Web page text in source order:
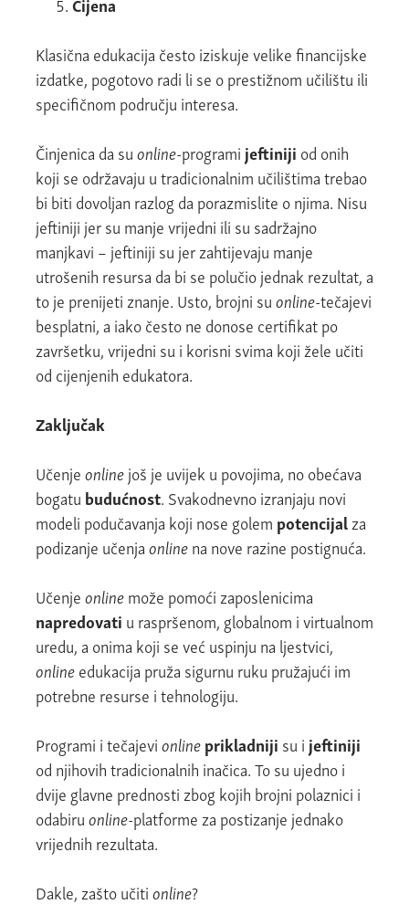
Klasična edukacija često iziskuje velike financijske
izdatke, pogotovo radi li se o prestižnom učilištu ili
specifičnom području interesa.
Činjenica da suonline-programi jeftiniji od onih
koji se održavaju u tradicionalnim učilištima trebao
bi biti dovoljan razlog da porazmislite o njima. Nisu
jeftiniji jer su manje vrijedni ili su sadržajno
manjkavi – jeftiniji su jer zahtijevaju manje
utrošenih resursa da bi se polučio jednak rezultat, a
to je prenijeti znanje. Usto, brojni suonline-tečajevi
besplatni, a iako često ne donose certifikat po
završetku, vrijedni su i korisni svima koji žele učiti
od cijenjenih edukatora.
Zaključak
Učenjeonlinejoš je uvijek u povojima, no obećava
bogatu budućnost. Svakodnevno izranjaju novi
modeli podučavanja koji nose golem potencijalza
podizanje učenjaonlinena nove razine postignuća.
Učenjeonlinemože pomoći zaposlenicima
napredovati u raspršenom, globalnom i virtualnom
uredu, a onima koji se već uspinju na ljestvici,
onlineedukacija pruža sigurnu ruku pružajući im
potrebne resurse i tehnologiju.
Programi i tečajevionlineprikladniji su i jeftiniji
od njihovih tradicionalnih inačica. To su ujedno i
dvije glavne prednosti zbog kojih brojni polaznici i
odabiruonline-platforme za postizanje jednako
vrijednih rezultata.
Dakle, zašto učitionline?